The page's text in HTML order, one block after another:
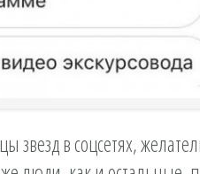
звезд в соцсетях,